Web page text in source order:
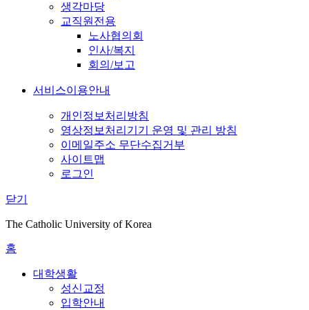
생각마당
교직원전용
노사협의회
인사/복지
회의/보고
서비스이용안내
개인정보처리방침
영상정보처리기기 운영 및 관리 방침
이메일주소 무단수집거부
사이트맵
로그인
닫기
The Catholic University of Korea
홈
대학생활
성신교정
입학안내